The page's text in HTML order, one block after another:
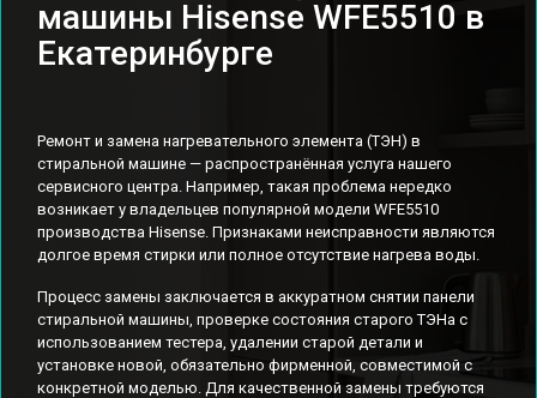
машины Hisense WFE5510 в
Екатеринбурге
Ремонт и замена нагревательного элемента (ТЭН) в
стиральной машине — распространённая услуга нашего
сервисного центра. Например, такая проблема нередко
возникает у владельцев популярной модели WFE5510
производства Hisense. Признаками неисправности являются
долгое время стирки или полное отсутствие нагрева воды.
Процесс замены заключается в аккуратном снятии панели
стиральной машины, проверке состояния старого ТЭНа с
использованием тестера, удалении старой детали и
установке новой, обязательно фирменной, совместимой с
конкретной моделью. Для качественной замены требуются